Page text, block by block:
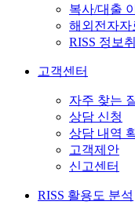
복사/대출
해외전자자
RISS 정보
고객센터
자주 찾는
상담 신청
상담 내역
고객제안
신고센터
RISS 활용도 분석